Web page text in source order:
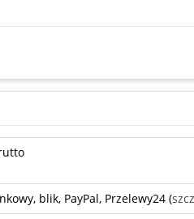
blik, PayPal, Przelewy24 (